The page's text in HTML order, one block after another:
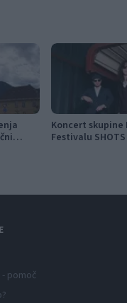
Koncert skupine
Festivalu
pomoč